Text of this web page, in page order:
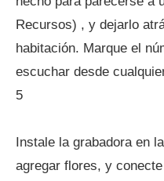
Recursos) , y dejarlo
habitación. Marque el
escuchar desde
5
Instale la grabadora en
agregar flores, y